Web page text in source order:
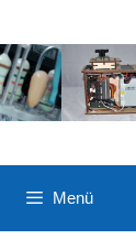
Menü